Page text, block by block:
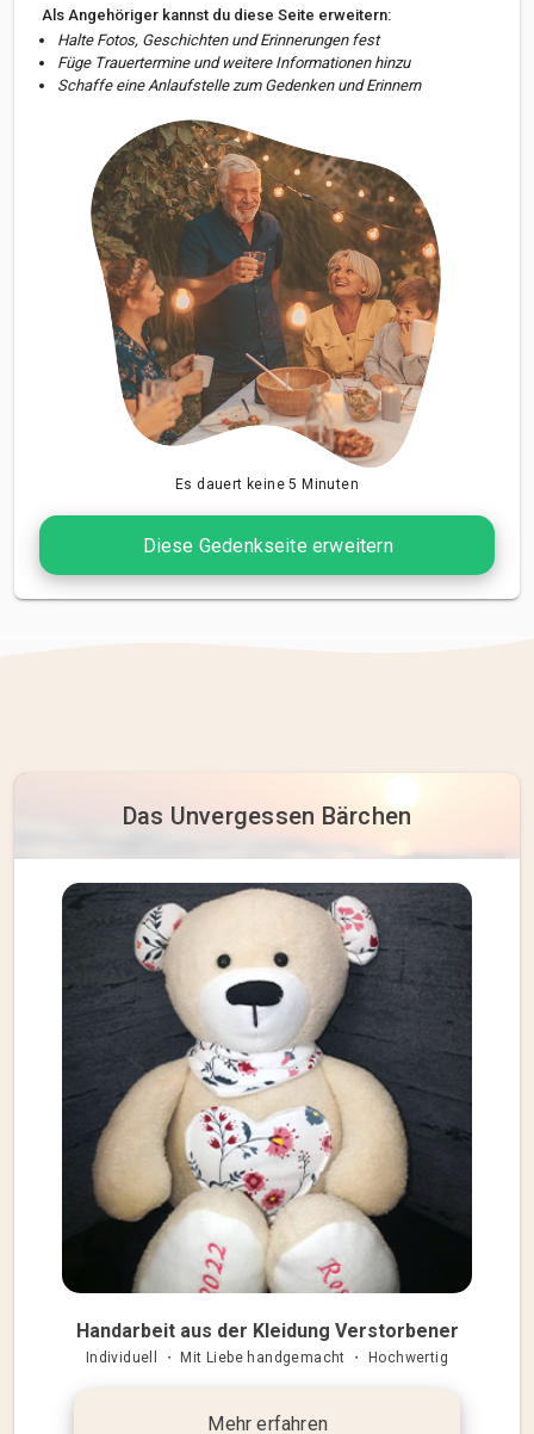
Als Angehöriger kannst du diese Seite erweitern:
Halte Fotos, Geschichten und Erinnerungen fest
Füge Trauertermine und weitere Informationen hinzu
Schaffe eine Anlaufstelle zum Gedenken und Erinnern
Es dauert keine 5 Minuten
Diese Gedenkseite erweitern
Das Unvergessen Bärchen
Handarbeit aus der Kleidung Verstorbener
Individuell ・ Mit Liebe handgemacht ・ Hochwertig
Mehr erfahren